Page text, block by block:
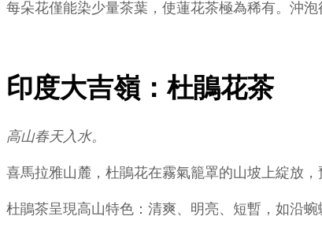
每朵花僅能染少量茶葉，使蓮花茶極為稀有。沖
印度大吉嶺：杜鵑花茶
高山春天入水。
喜馬拉雅山麓，杜鵑花在霧氣籠罩的山坡上綻放
杜鵑茶呈現高山特色：清爽、明亮、短暫，如沿蜿